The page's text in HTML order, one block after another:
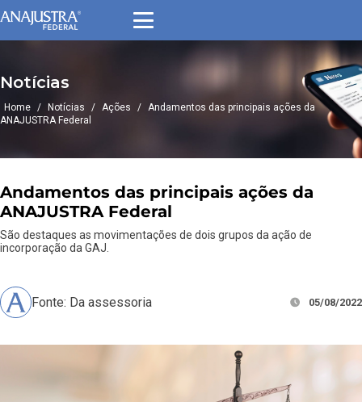
Notícias
Home / Notícias / Ações / Andamentos das principais ações da
ANAJUSTRA Federal
Andamentos das principais ações da
ANAJUSTRA Federal
São destaques as movimentações de dois grupos da ação de
incorporação da GAJ.
Fonte: Da assessoria 05/08/2022